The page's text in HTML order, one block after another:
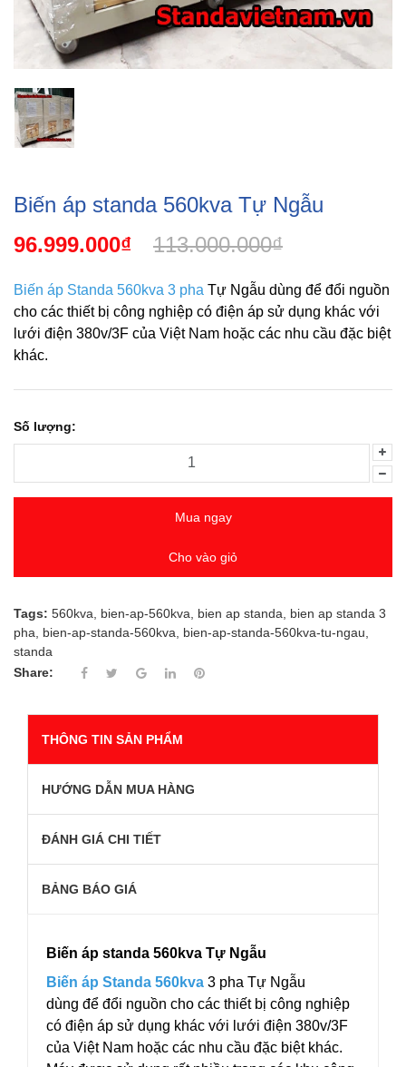
Biến áp standa 560kva Tự Ngẫu
96.999.000₫
113.000.000₫
Biến áp Standa 560kva 3 pha Tự Ngẫu dùng để đổi nguồn
cho các thiết bị công nghiệp có điện áp sử dụng khác với
lưới điện 380v/3F của Việt Nam hoặc các nhu cầu đặc biệt
khác.
Số lượng:
Mua ngay
Cho vào giỏ
Tags: 560kva bien-ap-560kva bien ap standa
bien ap standa 3
pha
bien-ap-standa-560kva bien-ap-standa-560kva-tu-ngau
standa
Share:
THÔNG TIN SẢN PHẨM
HƯỚNG DẪN MUA HÀNG
ĐÁNH GIÁ CHI TIẾT
BẢNG BÁO GIÁ
Biến áp standa 560kva Tự Ngẫu
Biến áp Standa 560kva 3 pha Tự Ngẫu
dùng để đổi nguồn cho các thiết bị công nghiệp
có điện áp sử dụng khác với lưới điện 380v/3F
của Việt Nam hoặc các nhu cầu đặc biệt khác.